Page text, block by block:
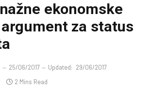
ekonomske
za status
25/06/2017 Updated: 29/06/2017
2 Mins Read